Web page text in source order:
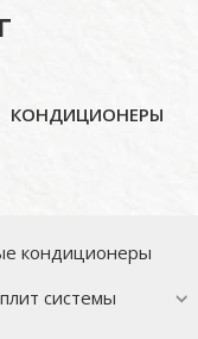
КОНДИЦИОНЕРЫ
кондиционеры
системы